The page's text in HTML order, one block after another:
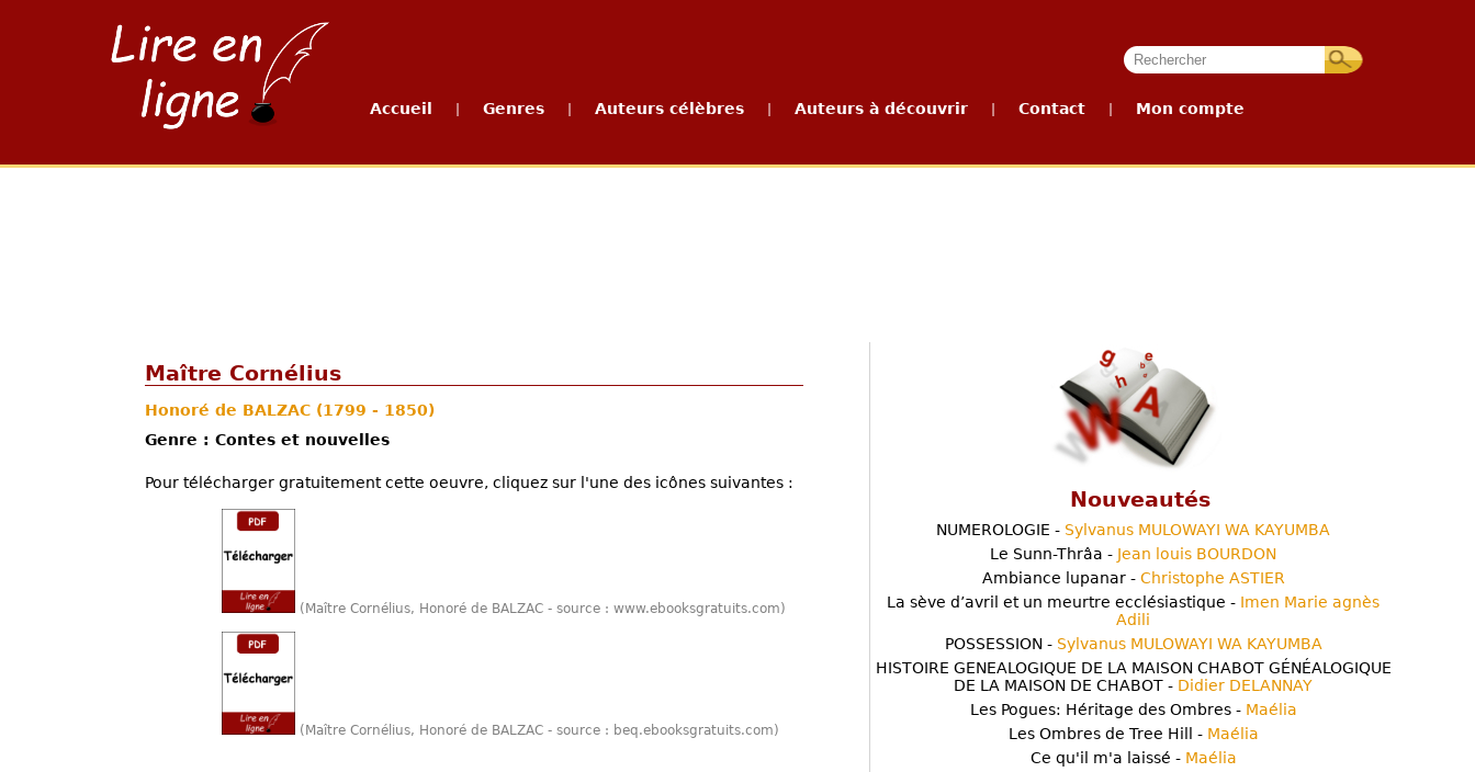
Accueil Genres Auteurs célèbres Auteurs à découvrir Contact Mon compte
Maître Cornélius
Honoré de BALZAC (1799 - 1850)
Genre : Contes et nouvelles
Pour télécharger gratuitement cette oeuvre, cliquez sur l'une des icônes suivantes :
(Maître Cornélius, Honoré de BALZAC - source : www.ebooksgratuits.com)
(Maître Cornélius, Honoré de BALZAC - source : beq.ebooksgratuits.com)
Nouveautés
NUMEROLOGIE - Sylvanus MULOWAYI WA KAYUMBA
Le Sunn-Thrâa - Jean louis BOURDON
Ambiance lupanar - Christophe ASTIER
La sève d’avril et un meurtre ecclésiastique - Imen Marie agnès
Adili
POSSESSION - Sylvanus MULOWAYI WA KAYUMBA
HISTOIRE GENEALOGIQUE DE LA MAISON CHABOT GÉNÉALOGIQUE
DE LA MAISON DE CHABOT - Didier DELANNAY
Les Pogues: Héritage des Ombres - Maélia
Les Ombres de Tree Hill - Maélia
Ce qu'il m'a laissé - Maélia